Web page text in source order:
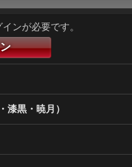
ンが必要です。
漆黒・暁月）